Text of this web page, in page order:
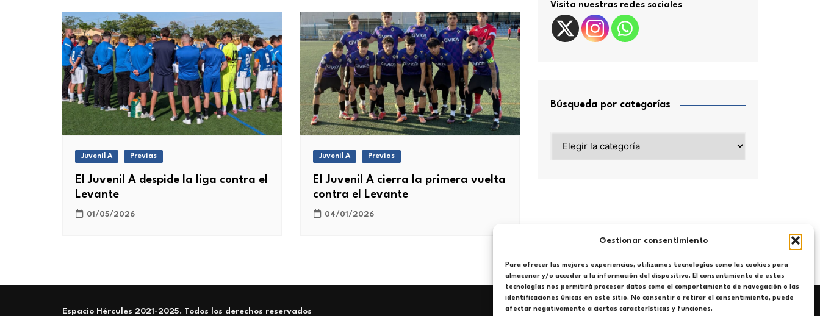
Gestionar consentimiento
Para ofrecer las mejores experiencias, utilizamos tecnologías como las cookies para
almacenar y/o acceder a la información del dispositivo. El consentimiento de estas
tecnologías nos permitirá procesar datos como el comportamiento de navegación o las
identificaciones únicas en este sitio. No consentir o retirar el consentimiento, puede
afectar negativamente a ciertas características y funciones.
Juvenil A Previas
El Juvenil A despide la liga contra el
Levante
01/05/2026
Juvenil A Previas
El Juvenil A cierra la primera vuelta
contra el Levante
04/01/2026
Visita nuestras redes sociales
Búsqueda por categorías
Espacio Hércules 2021-2025. Todos los derechos reservados Política de privacidad y cookies